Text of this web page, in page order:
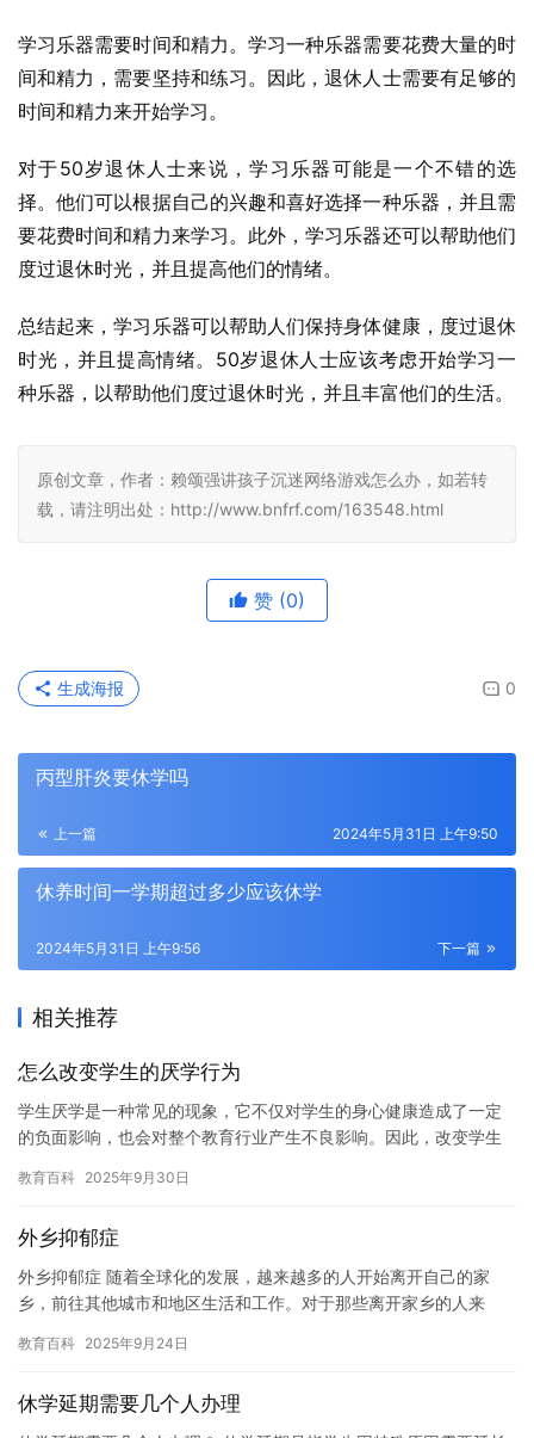
学习乐器需要时间和精力。学习一种乐器需要花费大量的时
间和精力，需要坚持和练习。因此，退休人士需要有足够的
时间和精力来开始学习。
对于50岁退休人士来说，学习乐器可能是一个不错的选
择。他们可以根据自己的兴趣和喜好选择一种乐器，并且需
要花费时间和精力来学习。此外，学习乐器还可以帮助他们
度过退休时光，并且提高他们的情绪。
总结起来，学习乐器可以帮助人们保持身体健康，度过退休
时光，并且提高情绪。50岁退休人士应该考虑开始学习一
种乐器，以帮助他们度过退休时光，并且丰富他们的生活。
原创文章，作者：赖颂强讲孩子沉迷网络游戏怎么办，如若转
载，请注明出处：http://www.bnfrf.com/163548.html
赞 (0)
0
生成海报
丙型肝炎要休学吗
上一篇 2024年5月31日 上午9:50
休养时间一学期超过多少应该休学
下一篇
2024年5月31日 上午9:56
相关推荐
怎么改变学生的厌学行为
学生厌学是一种常见的现象，它不仅对学生的身心健康造成了一定
的负面影响，也会对整个教育行业产生不良影响。因此，改变学生
1….
教育百科 2025年9月30日
外乡抑郁症
外乡抑郁症 随着全球化的发展，越来越多的人开始离开自己的家
乡，前往其他城市和地区生活和工作。对于那些离开家乡的人来
见的心…
教育百科 2025年9月24日
休学延期需要几个人办理